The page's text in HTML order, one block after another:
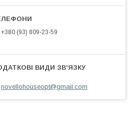
+380 (93) 809-23-59
novellohouseopt@gmail.com